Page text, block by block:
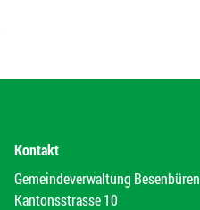
Kontakt
Gemeindeverwaltung Besenbüren
Kantonsstrasse 10